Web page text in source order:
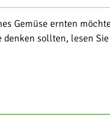
Gemüse ernten
denken sollten, lesen